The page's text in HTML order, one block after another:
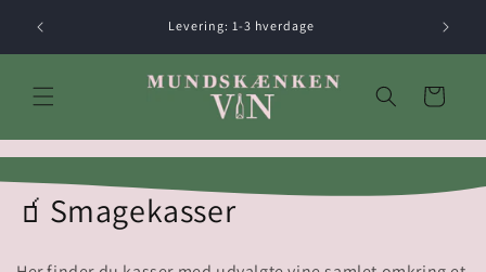
indhold
Levering: 1-3 hverdage
Indkøbskurv
K
🧃Smagekasser